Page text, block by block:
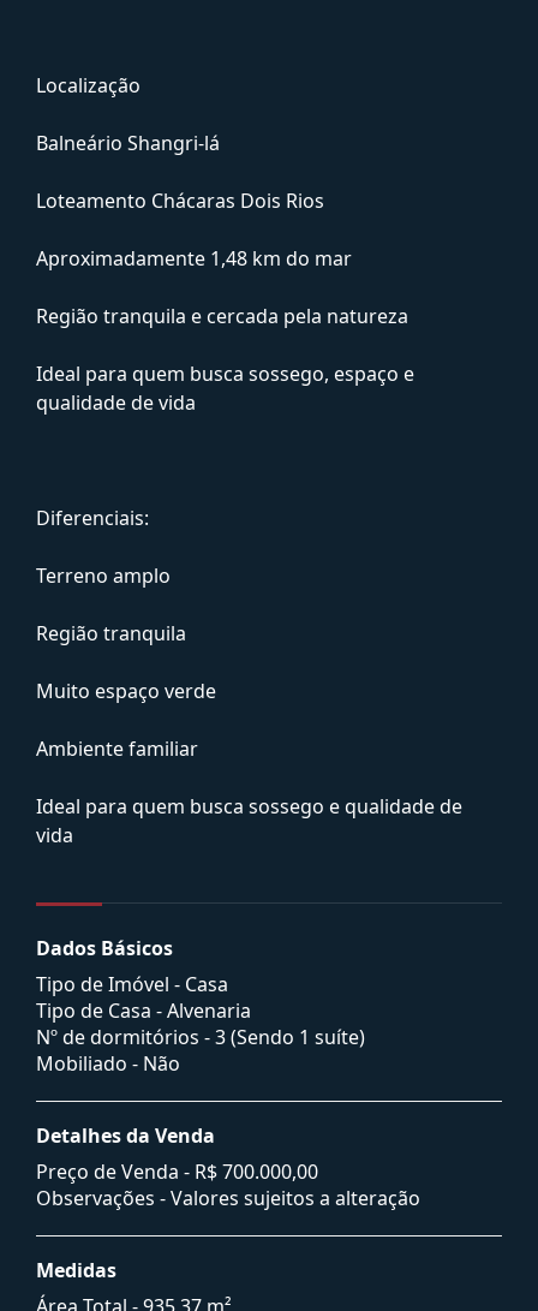
Localização
Balneário Shangri-lá
Loteamento Chácaras Dois Rios
Aproximadamente 1,48 km do mar
Região tranquila e cercada pela natureza
Ideal para quem busca sossego, espaço e
qualidade de vida
Diferenciais:
Terreno amplo
Região tranquila
Muito espaço verde
Ambiente familiar
Ideal para quem busca sossego e qualidade de
vida
Dados Básicos
Tipo de Imóvel - Casa
Tipo de Casa - Alvenaria
Nº de dormitórios - 3 (Sendo 1 suíte)
Mobiliado - Não
Detalhes da Venda
Preço de Venda - R$ 700.000,00
Observações - Valores sujeitos a alteração
Medidas